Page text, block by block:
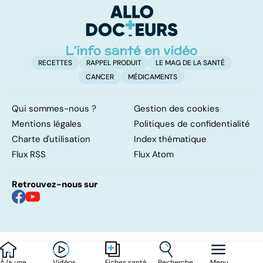
peau qui gratte !
RECETTES RAPPEL PRODUIT
LE MAG DE LA SANTÉ
CANCER
MÉDICAMENTS
Qui sommes-nous ?
Gestion des cookies
Mentions légales
Politiques de confidentialité
Charte d'utilisation
Index thématique
Flux RSS
Flux Atom
Retrouvez-nous sur